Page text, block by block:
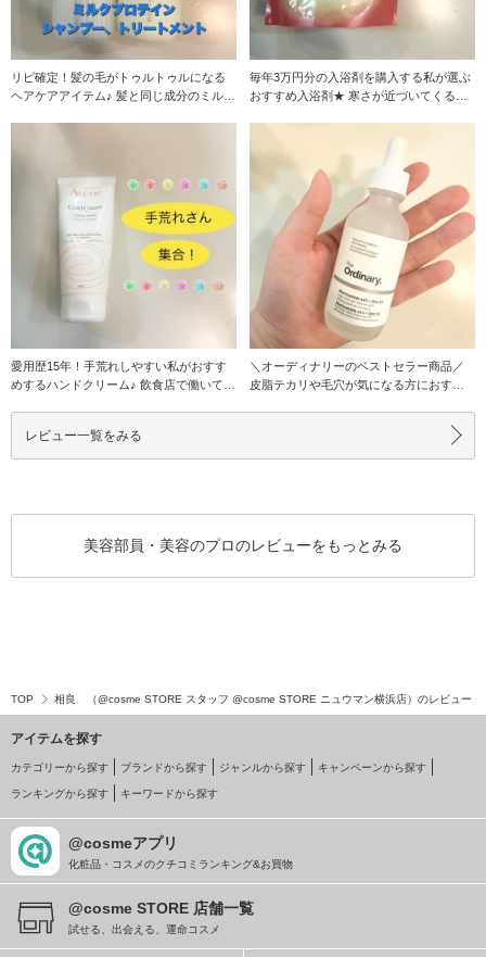
リピ確定！髪の毛がトゥルトゥルになる
ヘアケアアイテム♪ 髪と同じ成分のミルク
毎年3万円分の入浴剤を購入する私が選ぶ
おすすめ入浴剤★ 寒さが近づいてくると
愛用歴15年！手荒れしやすい私がおすす
めするハンドクリーム♪ 飲食店で働いてい
＼オーディナリーのベストセラー商品／
皮脂テカリや毛穴が気になる方におすす
レビュー一覧をみる
美容部員・美容のプロのレビューをもっとみる
TOP 相良 （@cosme STORE スタッフ @cosme STORE ニュウマン横浜店）のレビュー
アイテムを探す
カテゴリーから探す ブランドから探す ジャンルから探す キャンペーンから探す
ランキングから探す キーワードから探す
@cosmeアプリ
化粧品・コスメのクチコミランキング&お買物
@cosme STORE 店舗一覧
試せる、出会える、運命コスメ